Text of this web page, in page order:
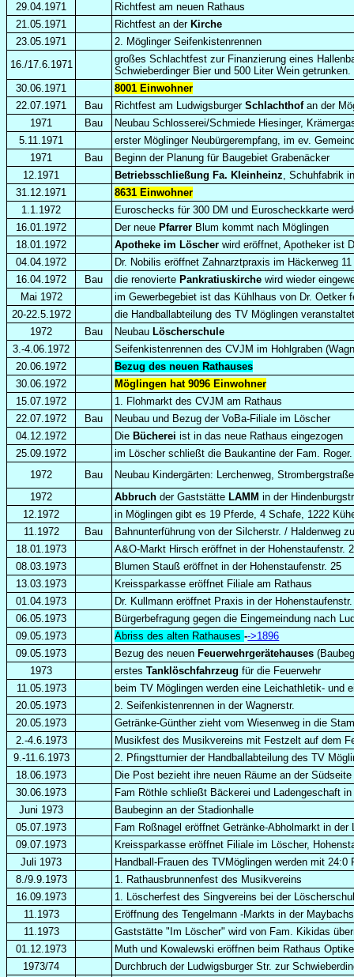
29.04.1971
Richtfest am neuen Rathaus
21.05.1971
Richtfest an der Kirche
23.05.1971
2. Möglinger Seifenkistenrennen
16./17.6.1971
großes Schlachtfest zur Finanzierung eines
Schwieberdinger Bier und 500 Liter Wein
30.06.1971
8001 Einwohner
22.07.1971
Bau Richtfest am LudwigsburgerSchlachthofan der
1971
Bau
Neubau Schlosserei/Schmiede Hiesinger,
5.11.1971
erster Möglinger Neubürgerempfang, im ev.
1971
Bau
Beginn der Planung für Baugebiet Grabenäcker
12.1971
Betriebsschließung Fa. Kleinheinz, Schuhfabrik
31.12.1971
8631 Einwohner
1.1.1972
Euroschecks für 300 DM und Euroscheckkarte
16.01.1972
Der neue Pfarrer Blum kommt nach Möglingen
18.01.1972
Apotheke im Löscher wird eröffnet, Apotheker ist
04.04.1972
Dr. Nobilis eröffnet Zahnarztpraxis im Häckerweg 11
16.04.1972
Bau die renovierte Pankratiuskirche wird wieder
Mai 1972
im Gewerbegebiet ist das Kühlhaus von Dr. Oetker
20-22.5.1972
die Handballabteilung des TV Möglingen
1972
Bau Neubau Löscherschule
3.-4.06.1972
Seifenkistenrennen des CVJM im Hohlgraben
20.06.1972
Bezug des neuen Rathauses
30.06.1972
Möglingen hat 9096 Einwohner
15.07.1972
1. Flohmarkt des CVJM am Rathaus
22.07.1972
Bau
Neubau und Bezug der VoBa-Filiale im Löscher
04.12.1972
Die Bücherei ist in das neue Rathaus eingezogen
25.09.1972
im Löscher schließt die Baukantine der Fam.
1972
Bau
Neubau Kindergärten: Lerchenweg, Strombergstraße
1972
Abbruch der Gaststätte LAMM in der
12.1972
in Möglingen gibt es 19 Pferde, 4 Schafe, 1222
11.1972
Bau
Bahnunterführung von der Silcherstr. / Haldenweg
18.01.1973
A&O-Markt Hirsch eröffnet in der Hohenstaufenstr.
08.03.1973
Blumen Stauß eröffnet in der Hohenstaufenstr. 25
13.03.1973
Kreissparkasse eröffnet Filiale am Rathaus
01.04.1973
Dr. Kullmann eröffnet Praxis in der Hohenstaufenstr.
06.05.1973
Bürgerbefragung gegen die Eingemeindung nach
09.05.1973
Abriss des alten Rathauses-->1896
09.05.1973
Bezug des neuen Feuerwehrgerätehauses
1973
erstes Tanklöschfahrzeug für die Feuerwehr
11.05.1973
beim TV Möglingen werden eine Leichathletik- und
20.05.1973
2. Seifenkistenrennen in der Wagnerstr.
20.05.1973
Getränke-Günther zieht vom Wiesenweg in die
2.-4.6.1973
Musikfest des Musikvereins mit Festzelt auf dem
9.-11.6.1973
2. Pfingstturnier der Handballabteilung des TV
18.06.1973
Die Post bezieht ihre neuen Räume an der
30.06.1973
Fam Röthle schließt Bäckerei und Ladengeschaft
Juni 1973
Baubeginn an der Stadionhalle
05.07.1973
Fam Roßnagel eröffnet Getränke-Abholmarkt in
09.07.1973
Kreissparkasse eröffnet Filiale im Löscher,
Juli 1973
Handball-Frauen des TVMöglingen werden mit
8./9.9.1973
1. Rathausbrunnenfest des Musikvereins
16.09.1973
1. Löscherfest des Singvereins bei der
11.1973
Eröffnung des Tengelmann -Markts in der
11.1973
Gaststätte "Im Löscher" wird von Fam. Kikidas
01.12.1973
Muth und Kowalewski eröffnen beim Rathaus
1973/74
Durchbruch der Ludwigsburger Str. zur